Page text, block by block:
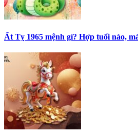
Ất Tỵ 1965 mệnh gì? Hợp tuổi nào,